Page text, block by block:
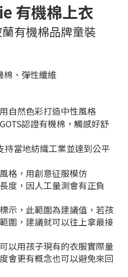
有機棉上衣
有機棉品牌童裝
棉、彈性纖維
自然色彩打造中性風格
GOTS認證有機棉，觸感好舒
持當地紡織工業並達到公平
格，用創意征服模仿
度，因人工量測會有正負
示，此範圍為建議值，若孩
圍，建議就可以往上拿最接
以用孩子現有的衣服實際量
會更有概念也可以避免來回